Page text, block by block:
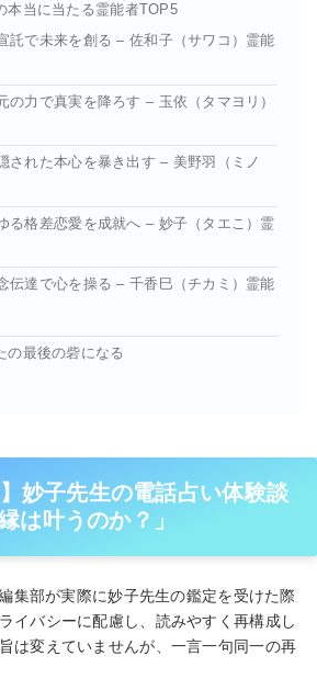
本当に当たる霊能者TOP5
託で未来を創る – 佐和子（サワコ）霊能
の力で真実を降ろす – 玉依（タマヨリ）
された本心を暴き出す – 美野羽（ミノ
る格差恋愛を成就へ – 妙子（タエこ）霊
伝達で心を操る – 千香巳（チカミ）霊能
の最後の砦になる
妙子先生の電話占い体験談
は叶うのか？」
集部が実際に妙子先生の鑑定を受けた際
イバシーに配慮し、読みやすく再構成し
は変えていませんが、一言一句同一の再